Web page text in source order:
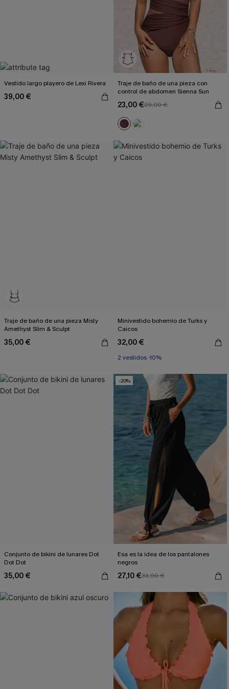
Vestido largo playero de Lexi Rivera
39,00 €
Traje de baño de una pieza con
control de abdomen Sienna Sun
23,00 €29,00 €
Traje de baño de una pieza Misty
Amethyst Slim & Sculpt
35,00 €
Minivestido bohemio de Turks y
Caicos
32,00 €
2 vestidos -10%
Conjunto de bikini de lunares Dot
Dot Dot
35,00 €
-20%
Esa es la idea de los pantalones
negros
27,10 €33,90 €